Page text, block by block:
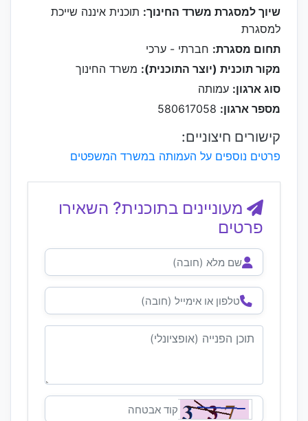
שיוך למסגרת משרד החינוך: תוכנית איננה שייכת
למסגרת
תחום מסגרת: חברתי - ערכי
מקור תוכנית (יוצר התוכנית): משרד החינוך
סוג ארגון: עמותה
מספר ארגון:
קישורים חיצוניים:
פרטים נוספים על העמותה במשרד המשפטים
מעוניינים בתוכנית? השאירו
פרטים